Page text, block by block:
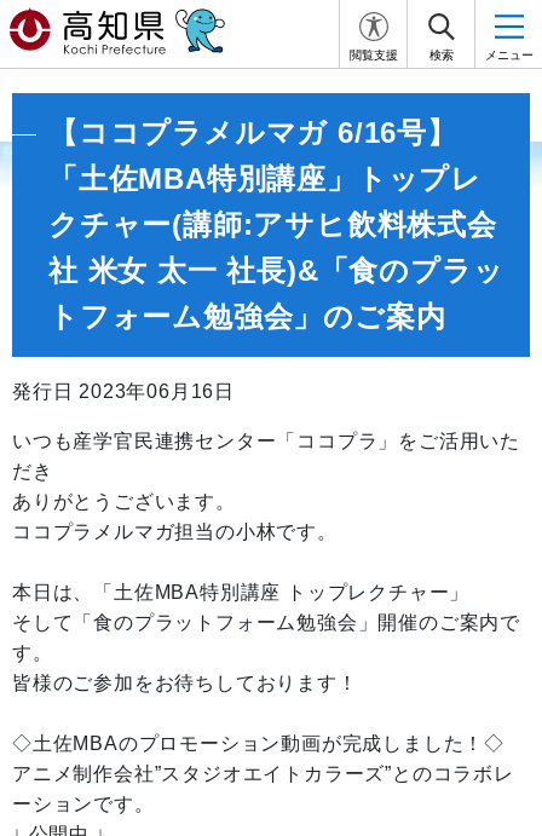
閲覧支援 検索 メニュー
【ココプラメルマガ 6/16号】
「土佐MBA特別講座」トップレ
クチャー(講師:アサヒ飲料株式会
社 米女 太一 社長)&「食のプラッ
トフォーム勉強会」のご案内
発行日 2023年06月16日
いつも産学官民連携センター「ココプラ」をご活用いた
だき
ありがとうございます。
ココプラメルマガ担当の小林です。
本日は、「土佐MBA特別講座 トップレクチャー」
そして「食のプラットフォーム勉強会」開催のご案内で
す。
皆様のご参加をお待ちしております！
◇土佐MBAのプロモーション動画が完成しました！◇
アニメ制作会社”スタジオエイトカラーズ”とのコラボレ
ーションです。